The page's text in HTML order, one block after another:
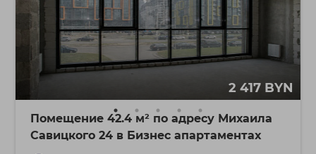
2 417 BYN
Помещение 42.4 м² по адресу Михаила
Савицкого 24 в Бизнес апартаментах